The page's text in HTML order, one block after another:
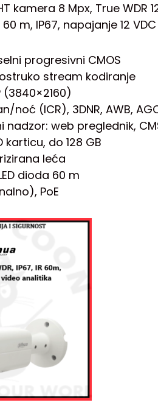
kamera 8 Mpx, True
m, IP67, napajanje 12
progresivni CMOS
stream kodiranje
(3840×2160)
noć (ICR), 3DNR, AWB,
nadzor: web preglednik,
karticu, do 128 GB
leća
dioda 60 m
PoE